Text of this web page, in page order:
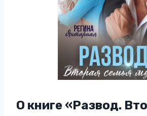
О книге «Развод.